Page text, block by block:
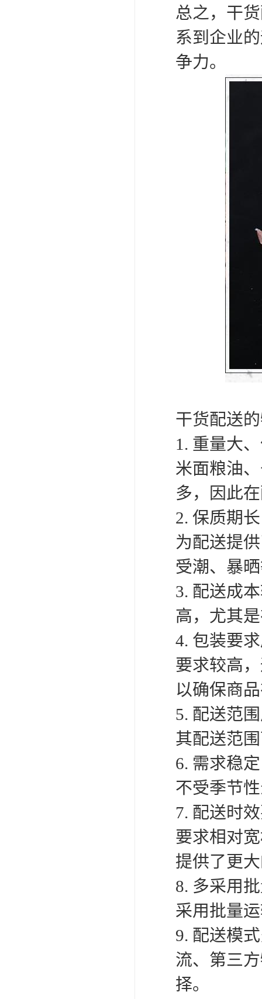
总之，干
系到企业
争力。
干货配送
1. 重量大
米面粮油
多，因此
2. 保质期
为配送提
受潮、暴
3. 配送成
高，尤其
4. 包装要
要求较高
以确保商
5. 配送范
其配送范
6. 需求稳
不受季节
7. 配送时
要求相对
提供了更
8. 多采用
采用批量
9. 配送模
流、第三
择。